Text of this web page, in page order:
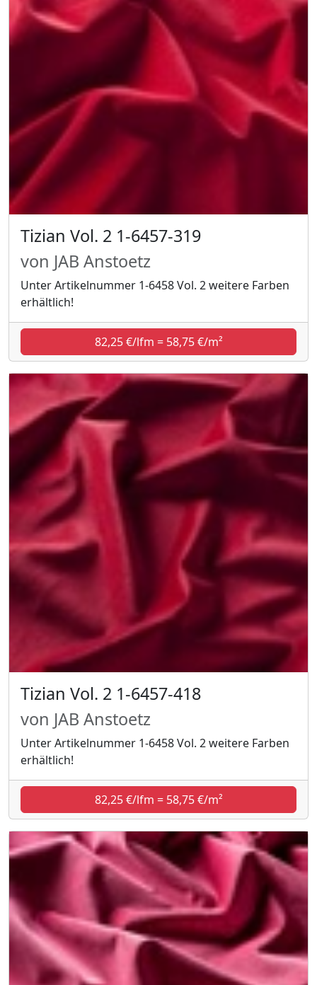
Tizian Vol. 2 1-6457-319
von JAB Anstoetz
Unter Artikelnummer 1-6458 Vol. 2 weitere Farben
erhältlich!
82,25 €/lfm = 58,75 €/m²
Tizian Vol. 2 1-6457-418
von JAB Anstoetz
Unter Artikelnummer 1-6458 Vol. 2 weitere Farben
erhältlich!
82,25 €/lfm = 58,75 €/m²